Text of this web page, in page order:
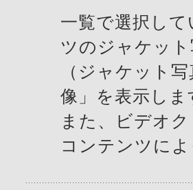
一覧で選択し
ツのジャケッ
（ジャケット
像」を表示しま
また、ビデオ
コンテンツに